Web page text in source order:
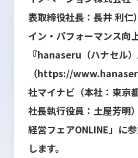
表取締役社長：長井 利仁
イン・パフォーマンス向
『hanaseru（ハナセル）
（https://
社マイナビ（本社：東京
社長執行役員：土屋芳明
経営フェアONLINE」に
します。